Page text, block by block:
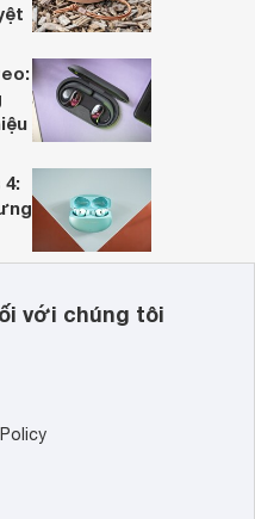
4:
với chúng tôi